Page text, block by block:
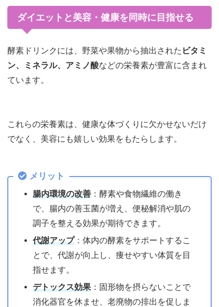
ダイエットと美容・健康を同時に目指せる
酵素ドリンクには、野菜や果物から抽出された ビタミ
ン、ミネラル、アミノ酸などの栄養素が豊富に含まれ
ています。
これらの栄養素は、健康な体づくりに欠かせないだけ
でなく、美容にも嬉しい効果をもたらします。
メリット
腸内環境の改善 ：酵素や食物繊維の働き
で、腸内の善玉菌が増え、便秘解消や肌の
調子を整える効果が期待できます。
代謝アップ：体内の酵素をサポートするこ
とで、代謝が向上し、痩せやすい体質を目
指せます。
デトックス効果 ：固形物を摂らないことで
消化器官を休ませ、老廃物の排出を促しま